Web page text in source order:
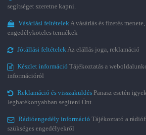
segítséget szeretne kapni.
Vásárlási feltételekA vásárlás és fizetés
engedélyköteles termékek
Jótállási feltételekAz elállás joga, reklamáció
Készlet információ Tájékoztatás a
információról
Reklamáció és visszaküldés Panasz esetén
leghatékonyabban segíteni Önt.
Rádióengedély információ Tájékoztató a
szükséges engedélyekről